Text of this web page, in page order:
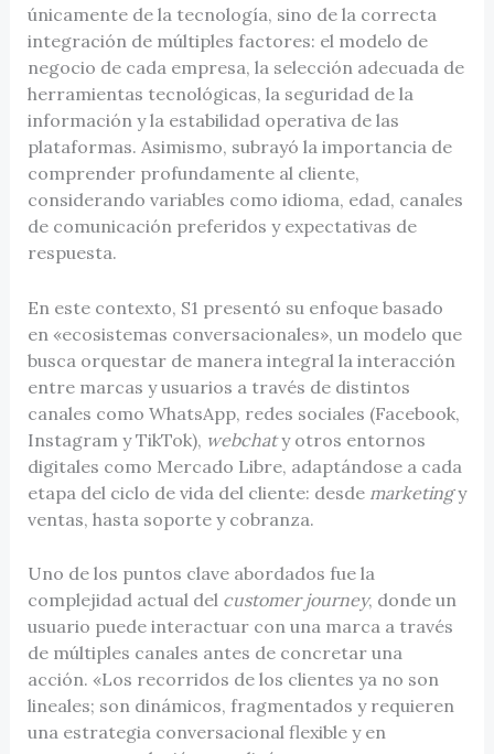
únicamente de la tecnología, sino de la correcta
integración de múltiples factores: el modelo de
negocio de cada empresa, la selección adecuada de
herramientas tecnológicas, la seguridad de la
información y la estabilidad operativa de las
plataformas. Asimismo, subrayó la importancia de
comprender profundamente al cliente,
considerando variables como idioma, edad, canales
de comunicación preferidos y expectativas de
respuesta.
En este contexto, S1 presentó su enfoque basado
en «ecosistemas conversacionales», un modelo que
busca orquestar de manera integral la interacción
entre marcas y usuarios a través de distintos
canales como WhatsApp, redes sociales (Facebook,
Instagram y TikTok), webchaty otros entornos
digitales como Mercado Libre, adaptándose a cada
etapa del ciclo de vida del cliente: desdemarketingy
ventas, hasta soporte y cobranza.
Uno de los puntos clave abordados fue la
complejidad actual del customer journey, donde un
usuario puede interactuar con una marca a través
de múltiples canales antes de concretar una
acción. «Los recorridos de los clientes ya no son
lineales; son dinámicos, fragmentados y requieren
una estrategia conversacional flexible y en